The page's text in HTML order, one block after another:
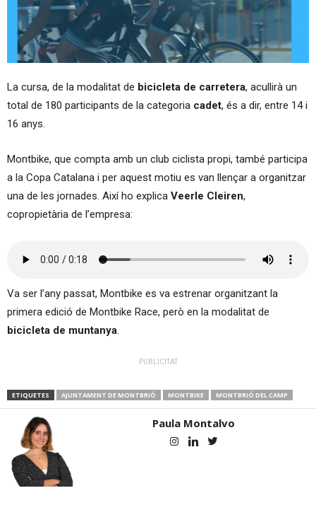
La cursa, de la modalitat de bicicleta de carretera, acullirà un
total de 180 participants de la categoria cadet, és a dir, entre 14 i
16 anys.
Montbike, que compta amb un club ciclista propi, també participa
a la Copa Catalana i per aquest motiu es van llençar a organitzar
una de les jornades. Així ho explica Veerle Cleiren,
copropietària de l’empresa:
Va ser l’any passat, Montbike es va estrenar organitzant la
primera edició de Montbike Race, però en la modalitat de
bicicleta de muntanya.
PUBLICITAT
ETIQUETES AJUNTAMENT DE MONTBRIÓ MONTBIKE MONTBRIÓ DEL CAMP
Paula Montalvo